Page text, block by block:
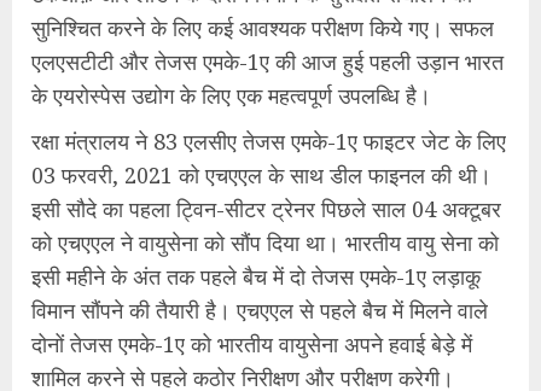
सुनिश्चित करने के लिए कई आवश्यक परीक्षण किये गए। सफल
एलएसटीटी और तेजस एमके-1ए की आज हुई पहली उड़ान भारत
के एयरोस्पेस उद्योग के लिए एक महत्वपूर्ण उपलब्धि है।
रक्षा मंत्रालय ने 83 एलसीए तेजस एमके-1ए फाइटर जेट के लिए
03 फरवरी, 2021 को एचएएल के साथ डील फाइनल की थी।
इसी सौदे का पहला ट्विन-सीटर ट्रेनर पिछले साल 04 अक्टूबर
को एचएएल ने वायुसेना को सौंप दिया था। भारतीय वायु सेना को
इसी महीने के अंत तक पहले बैच में दो तेजस एमके-1ए लड़ाकू
विमान सौंपने की तैयारी है। एचएएल से पहले बैच में मिलने वाले
दोनों तेजस एमके-1ए को भारतीय वायुसेना अपने हवाई बेड़े में
शामिल करने से पहले कठोर निरीक्षण और परीक्षण करेगी।